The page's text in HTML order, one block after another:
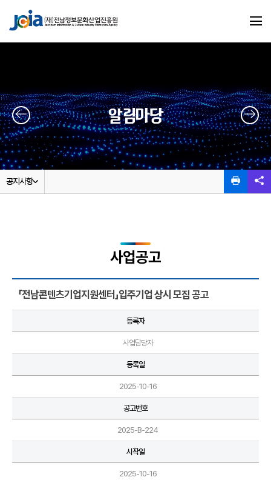
알림마당
공지사항
사업공고
「전남콘텐츠기업지원센터」입주기업 상시 모집 공고
등록자
사업담당자
등록일
2025-10-16
공고번호
2025-B-224
시작일
2025-10-16